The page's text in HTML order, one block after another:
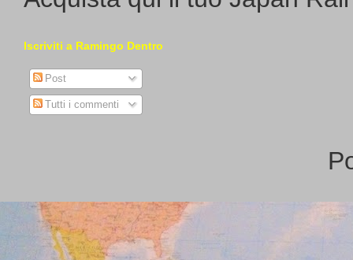
Iscriviti a Ramingo Dentro
Post
Tutti i commenti